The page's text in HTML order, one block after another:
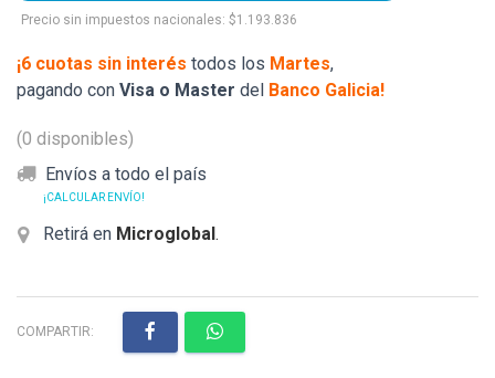
Precio sin impuestos nacionales: $1.193.836
¡6 cuotas sin interés todos los Martes,
pagando con Visa o Master del Banco Galicia!
(0 disponibles)
Envíos a todo el país
¡CALCULAR ENVÍO!
Retirá en Microglobal.
COMPARTIR: